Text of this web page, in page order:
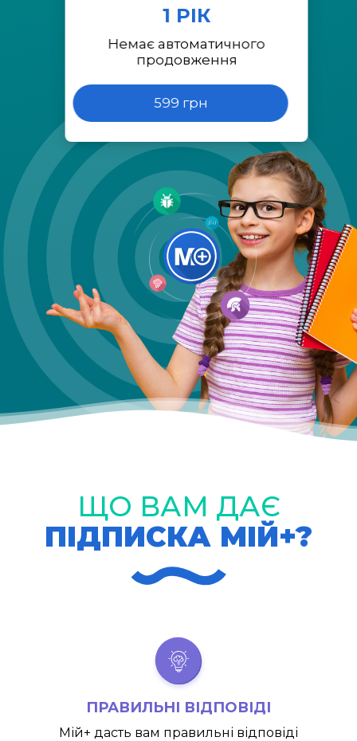
1 РІК
Немає автоматичного
продовження
599 грн
ЩО ВАМ ДАЄ
ПІДПИСКА МІЙ+?
ПРАВИЛЬНІ ВІДПОВІДІ
Мій+ дасть вам правильні відповіді